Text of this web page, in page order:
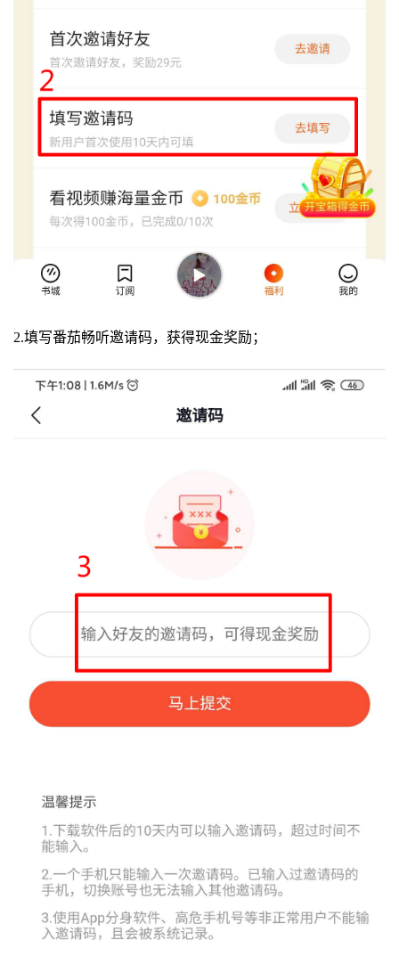
2.填写番茄畅听邀请码，获得现金奖励；